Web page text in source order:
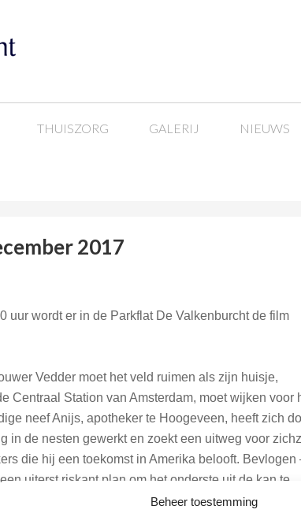
Beheer toestemming
THUISZORG GALERIJ NIEUWS
2017
uur wordt er in de Parkflat De Valkenburcht de film
Vedder moet het veld ruimen als zijn huisje,
Centraal Station van Amsterdam, moet wijken voor
neef Anijs, apotheker te Hoogeveen, heeft zich
in de nesten gewerkt en zoekt een uitweg voor
die hij een toekomst in Amerika belooft. Bevlogen
uiterst riskant plan om het onderste uit de kan te